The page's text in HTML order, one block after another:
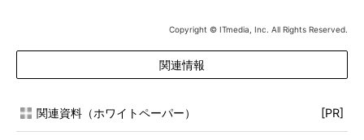
Copyright © ITmedia, Inc. All Rights Reserved.
関連情報
関連資料（ホワイトペーパー） [PR]